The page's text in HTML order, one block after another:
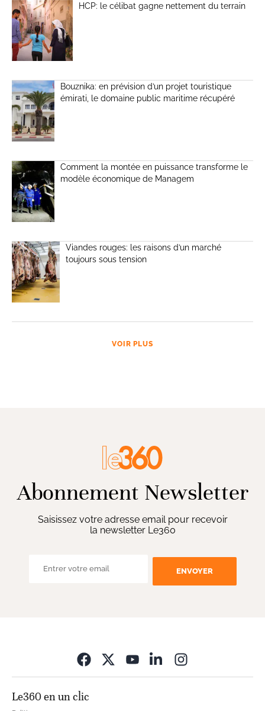
HCP: le célibat gagne nettement du terrain
Bouznika: en prévision d’un projet touristique
émirati, le domaine public maritime récupéré
Comment la montée en puissance transforme le
modèle économique de Managem
Viandes rouges: les raisons d’un marché
toujours sous tension
VOIR PLUS
Abonnement Newsletter
Saisissez votre adresse email pour recevoir
la newsletter Le360
ENVOYER
Le360 en un clic